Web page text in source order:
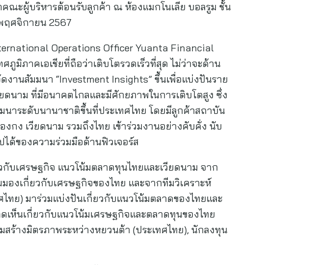
ณะผู้บริหารต้อนรับลูกค้า ณ ห้องแมกโนเลีย บอลรูม ชั้น
ฤศจิกายน 2567
Operations Officer Yuanta Financial
ภูมิภาคเอเชียที่ถือว่าเติบโตรวดเร็วที่สุด ไม่ว่าจะด้าน
านสัมมนา “Investment Insights” ขึ้นเพื่อแบ่งปันราย
ดนาม ที่มีอนาคตไกลและมีศักยภาพในการเติบโตสูง ซึ่ง
าระดับนานาชาติขึ้นที่ประเทศไทย โดยมีลูกค้าสถาบัน
กง เวียดนาม รวมถึงไทย เข้าร่วมงานอย่างคับคั่ง นับ
ด้ของความร่วมมือด้านฟิวเจอร์ส
บเศรษฐกิจ แนวโน้มตลาดทุนไทยและเวียดนาม จาก
งเกี่ยวกับเศรษฐกิจของไทย และจากทีมวิเคราะห์
ทย) มาร่วมแบ่งปันเกี่ยวกับแนวโน้มตลาดของไทยและ
เห็นเกี่ยวกับแนวโน้มเศรษฐกิจและตลาดทุนของไทย
สร้างมิตรภาพระหว่างหยวนต้า (ประเทศไทย), นักลงทุน